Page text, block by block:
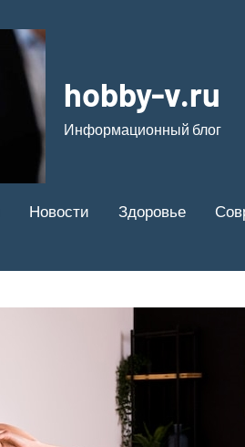
hobby-v.ru
Информационный блог
Новости Здоровье